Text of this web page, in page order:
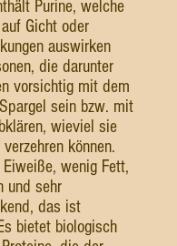
Purine, welche
Gicht oder
auswirken
die darunter
vorsichtig mit dem
sein bzw. mit
wieviel sie
können.
wenig Fett,
und sehr
das ist
bietet biologisch